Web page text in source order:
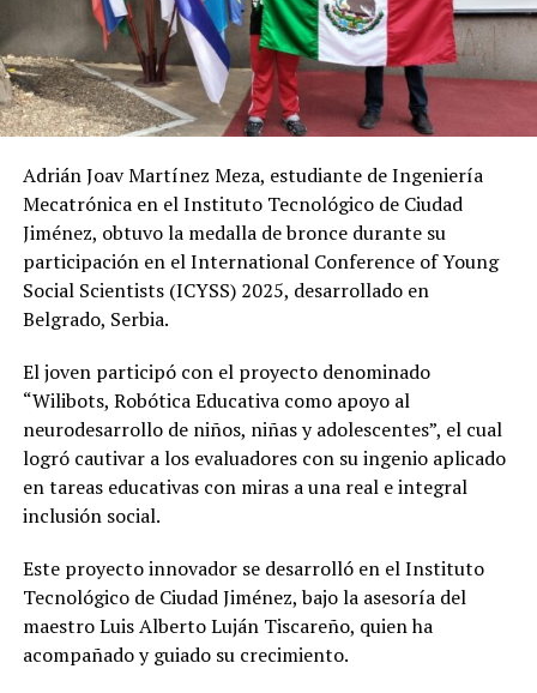
Adrián Joav Martínez Meza, estudiante de Ingeniería
Mecatrónica en el Instituto Tecnológico de Ciudad
Jiménez, obtuvo la medalla de bronce durante su
participación en el International Conference of Young
Social Scientists (ICYSS) 2025, desarrollado en
Belgrado, Serbia.
El joven participó con el proyecto denominado
“Wilibots, Robótica Educativa como apoyo al
neurodesarrollo de niños, niñas y adolescentes”, el cual
logró cautivar a los evaluadores con su ingenio aplicado
en tareas educativas con miras a una real e integral
inclusión social.
Este proyecto innovador se desarrolló en el Instituto
Tecnológico de Ciudad Jiménez, bajo la asesoría del
maestro Luis Alberto Luján Tiscareño, quien ha
acompañado y guiado su crecimiento.